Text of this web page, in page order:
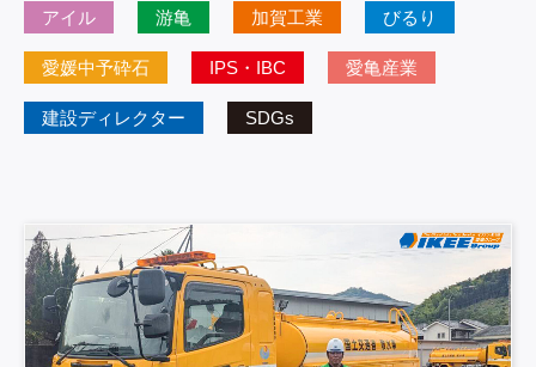
アイル 游亀 加賀工業 びるり
愛媛中予砕石 IPS・IBC 愛亀産業
建設ディレクター SDGs